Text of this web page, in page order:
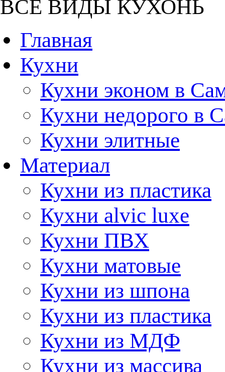
ВСЕ ВИДЫ КУХОНЬ
Главная
Кухни
Кухни эконом в
Кухни недорого в
Кухни элитные
Материал
Кухни из пластика
Кухни alvic luxe
Кухни ПВХ
Кухни матовые
Кухни из шпона
Кухни из пластика
Кухни из МДФ
Кухни из массива